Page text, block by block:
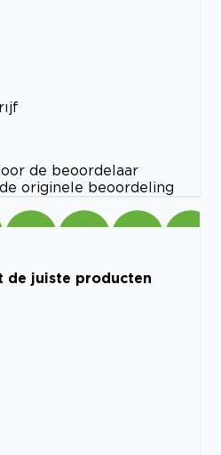
de beoordelaar
originele beoordeling
de juiste producten